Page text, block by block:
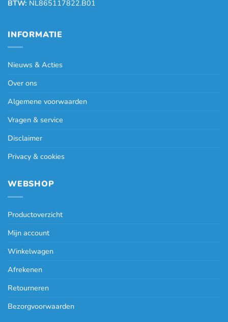
BTW: NL865117822.B01
INFORMATIE
Nieuws & Acties
Over ons
Algemene voorwaarden
Vragen & service
Disclaimer
Privacy & cookies
WEBSHOP
Productoverzicht
Mijn account
Winkelwagen
Afrekenen
Retourneren
Bezorgvoorwaarden